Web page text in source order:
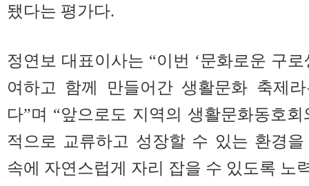
됐다는 평가다.
정연보 대표이사는 “이번 ‘문화로운 구
여하고 함께 만들어간 생활문화 축제
다”며 “앞으로도 지역의 생활문화동호
적으로 교류하고 성장할 수 있는 환경
속에 자연스럽게 자리 잡을 수 있도록 노